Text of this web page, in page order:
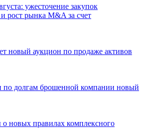
ужесточение закупок
рост рынка M&A за счет
новый аукцион по продаже активов
по долгам брошенной компании новый
новых правилах комплексного